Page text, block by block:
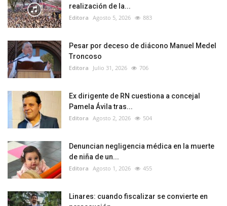
realización de la...
Editora Agosto 5, 2026 883
Pesar por deceso de diácono Manuel Medel
Troncoso
Editora Julio 31, 2026 706
Ex dirigente de RN cuestiona a concejal
Pamela Ávila tras...
Editora Agosto 2, 2026 504
Denuncian negligencia médica en la muerte
de niña de un...
Editora Agosto 1, 2026 455
Linares: cuando fiscalizar se convierte en